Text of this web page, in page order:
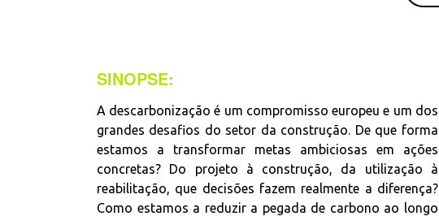
SINOPSE:
A descarbonização é um compromisso europeu e um dos
grandes desafios do setor da construção. De que forma
estamos a transformar metas ambiciosas em ações
concretas? Do projeto à construção, da utilização à
reabilitação, que decisões fazem realmente a diferença?
Como estamos a reduzir a pegada de carbono ao longo